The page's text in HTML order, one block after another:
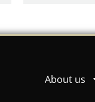
About us